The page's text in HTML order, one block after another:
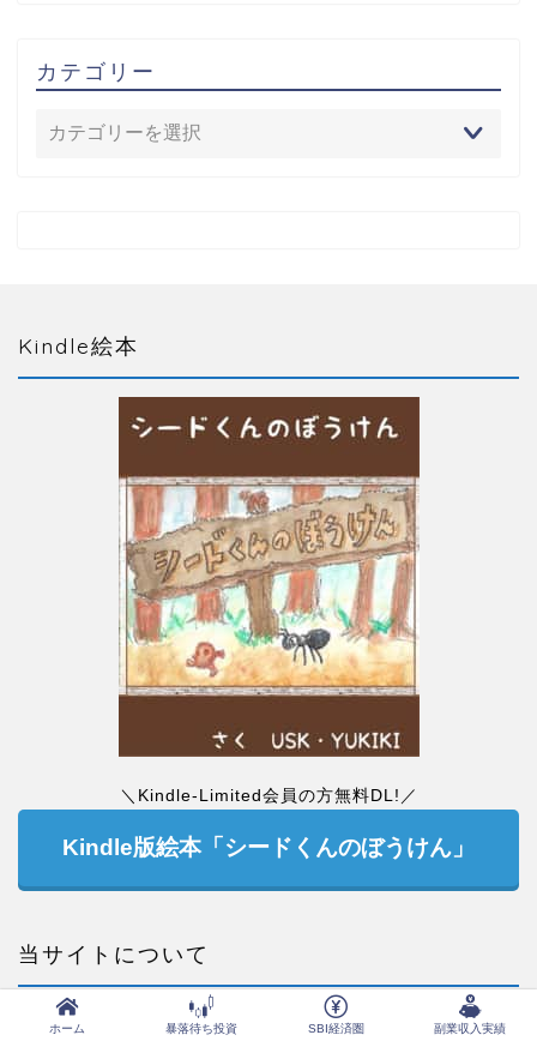
カテゴリー
Kindle絵本
＼Kindle-Limited会員の方無料DL!／
Kindle版絵本「シードくんのぼうけん」
当サイトについて
運営会社
ホーム 暴落待ち投資 SBI経済圏 副業収入実績